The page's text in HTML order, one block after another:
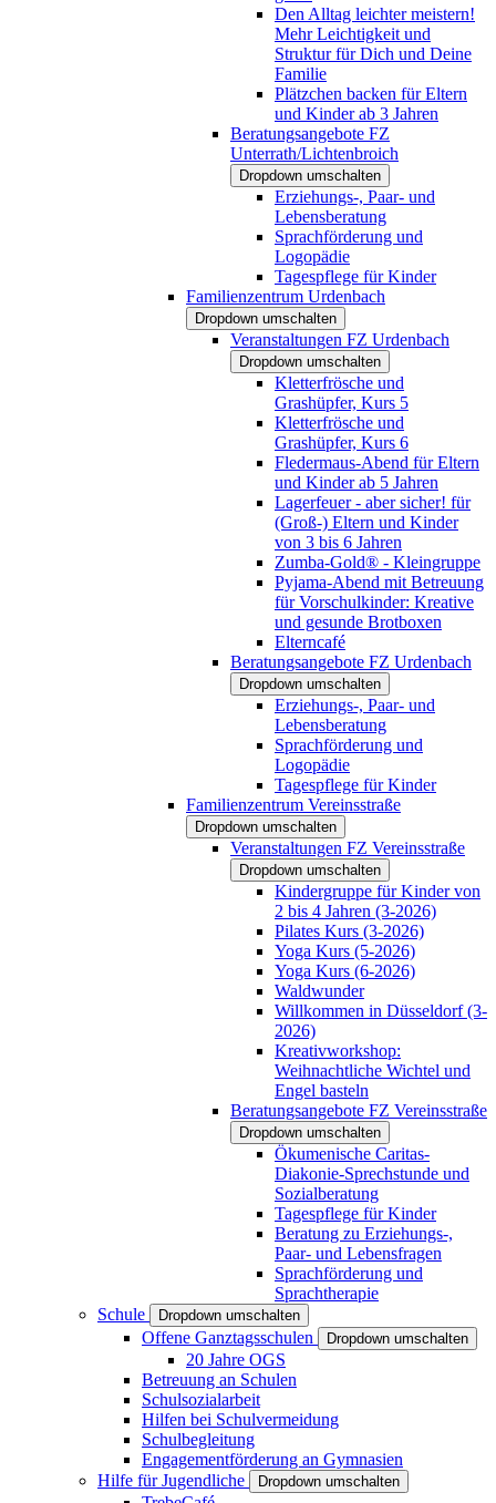
Den Alltag leichter meistern!
Mehr Leichtigkeit und
Struktur für Dich und Deine
Familie
Plätzchen backen für Eltern
und Kinder ab 3 Jahren
Beratungsangebote FZ
Unterrath/Lichtenbroich
Dropdown umschalten
Erziehungs-, Paar- und
Lebensberatung
Sprachförderung und
Logopädie
Tagespflege für Kinder
Familienzentrum Urdenbach
Dropdown umschalten
Veranstaltungen FZ Urdenbach
Dropdown umschalten
Kletterfrösche und
Grashüpfer, Kurs 5
Kletterfrösche und
Grashüpfer, Kurs 6
Fledermaus-Abend für Eltern
und Kinder ab 5 Jahren
Lagerfeuer - aber sicher! für
(Groß-) Eltern und Kinder
von 3 bis 6 Jahren
Zumba-Gold® - Kleingruppe
Pyjama-Abend mit Betreuung
für Vorschulkinder: Kreative
und gesunde Brotboxen
Elterncafé
Beratungsangebote FZ Urdenbach
Dropdown umschalten
Erziehungs-, Paar- und
Lebensberatung
Sprachförderung und
Logopädie
Tagespflege für Kinder
Familienzentrum Vereinsstraße
Dropdown umschalten
Veranstaltungen FZ Vereinsstraße
Dropdown umschalten
Kindergruppe für Kinder von
2 bis 4 Jahren (3-2026)
Pilates Kurs (3-2026)
Yoga Kurs (5-2026)
Yoga Kurs (6-2026)
Waldwunder
Willkommen in Düsseldorf (3-
2026)
Kreativworkshop:
Weihnachtliche Wichtel und
Engel basteln
Beratungsangebote FZ Vereinsstraße
Dropdown umschalten
Ökumenische Caritas-
Diakonie-Sprechstunde und
Sozialberatung
Tagespflege für Kinder
Beratung zu Erziehungs-,
Paar- und Lebensfragen
Sprachförderung und
Sprachtherapie
Schule
Dropdown umschalten
Offene Ganztagsschulen Dropdown umschalten
20 Jahre OGS
Betreuung an Schulen
Schulsozialarbeit
Hilfen bei Schulvermeidung
Schulbegleitung
Engagementförderung an Gymnasien
Hilfe für Jugendliche
Dropdown umschalten